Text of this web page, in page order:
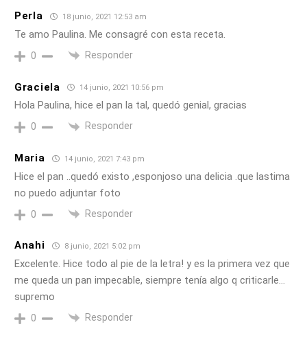
Perla 18 junio, 2021 12:53 am
Te amo Paulina. Me consagré con esta receta.
0 Responder
Graciela 14 junio, 2021 10:56 pm
Hola Paulina, hice el pan la tal, quedó genial, gracias
0 Responder
Maria 14 junio, 2021 7:43 pm
Hice el pan ..quedó existo ,esponjoso una delicia .que lastima
no puedo adjuntar foto
0 Responder
Anahi 8 junio, 2021 5:02 pm
Excelente. Hice todo al pie de la letra! y es la primera vez que
me queda un pan impecable, siempre tenía algo q criticarle…
supremo
0 Responder